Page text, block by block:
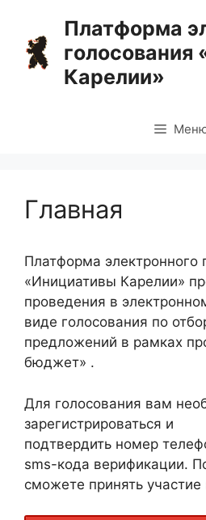
содержимому
Платформа
голосования
Карелии»
Главная
Платформа электронного
«Инициативы Карелии»
проведения в
виде голосования по
предложений в рамках
бюджет» .
Для голосования вам
зарегистрироваться и
подтвердить номер
sms-кода верификации.
сможете принять участие